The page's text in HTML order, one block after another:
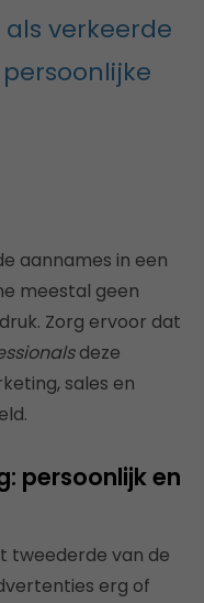
verkeerde
aannames in een
meestal geen
Zorg ervoor dat
deze
sales en
persoonlijk en
tweederde van de
erg of